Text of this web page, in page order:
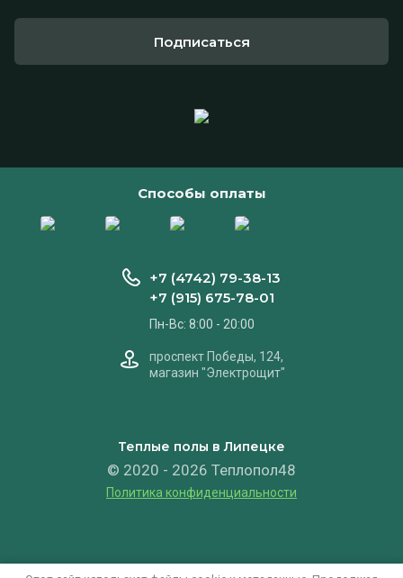
Подписаться
Способы оплаты
Теплые полы в Липецке
© 2020 - 2026 Теплопол48
Политика конфиденциальности
+7 (4742) 79-38-13
+7 (915) 675-78-01
Пн-Вс: 8:00 - 20:00
проспект Победы, 124,
магазин "Электрощит"